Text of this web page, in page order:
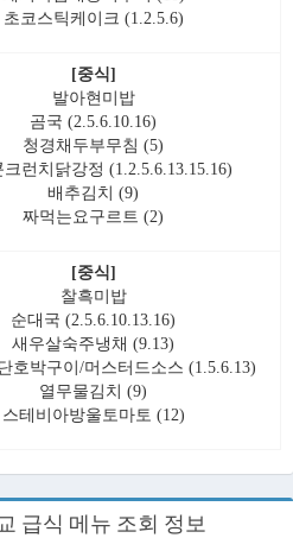
초코스틱케이크 (1.2.5.6)
[중식]
발아현미밥
곰국 (2.5.6.10.16)
청경채두부무침 (5)
크런치닭강정 (1.2.5.6.13.15.16)
배추김치 (9)
짜먹는요구르트 (2)
[중식]
찰흑미밥
순대국 (2.5.6.10.13.16)
새우살숙주냉채 (9.13)
호박구이/머스터드소스 (1.5.6.13)
열무물김치 (9)
스테비아방울토마토 (12)
급식 메뉴 조회 정보